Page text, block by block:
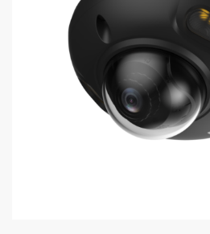
Alarm
samenstellen